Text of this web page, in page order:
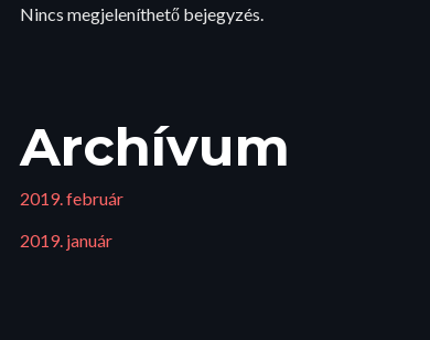
Nincs megjeleníthető bejegyzés.
Archívum
2019. február
2019. január